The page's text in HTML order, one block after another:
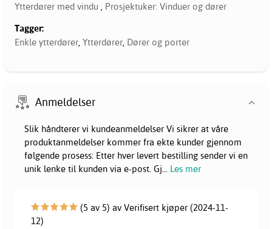
Ytterdører med vindu , Prosjektuker: Vinduer og dører
Tagger:
Enkle ytterdører, Ytterdører, Dører og porter
Anmeldelser
Slik håndterer vi kundeanmeldelser Vi sikrer at våre
produktanmeldelser kommer fra ekte kunder gjennom
følgende prosess: Etter hver levert bestilling sender vi en
unik lenke til kunden via e-post. Gj... Les mer
(5 av 5) av Verifisert kjøper (2024-11-
12)